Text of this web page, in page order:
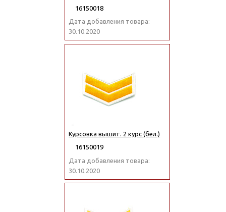
16150018
Дата добавления товара:
30.10.2020
Курсовка вышит. 2 курс (бел.)
16150019
Дата добавления товара:
30.10.2020